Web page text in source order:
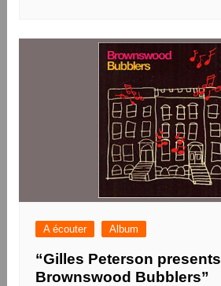
A écouter Album
“Gilles Peterson presents
Brownswood Bubblers”